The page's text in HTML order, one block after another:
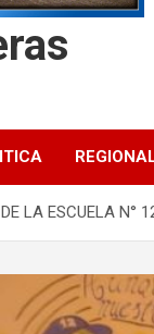
LA ESCUELA N°